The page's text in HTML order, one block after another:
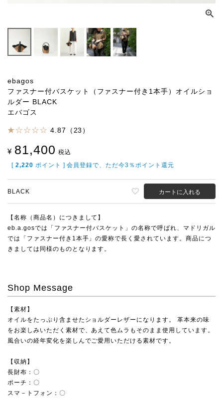
ebagos
ファスナー付バスケット（ファスナー付き1本手）オイルショ
ルダー BLACK
エバゴス
4.87（23）
¥ 81,400 税込
[ 2,220 ポイント ] 会員登録で、ただ今3％ポイント還元
BLACK カートに入れる
【名称（商品名）につきまして】
eb.a.gosでは「ファスナー付バスケット」の名称で呼ばれ、マドリガル
では「ファスナー付き1本手」の愛称で長く愛されています。商品につ
きましては同様のものとなります。
Shop Message
【素材】
オイルをたっぷり含ませたショルダーレザーになります。 革本来の味
をお楽しみいただく素材で、あえて色ムラもそのまま使用しています。
風合いの経年変化を楽しんでご愛用いただける素材です。
【収納】
長財布：〇
ポーチ：〇
スマ－トフォン：〇